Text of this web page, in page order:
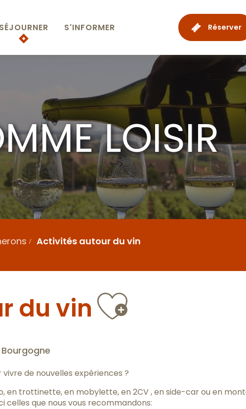
Réserver
SÉJOURNER S'INFORMER
LOISIR
Activités autour du vin
du vin
vivre de nouvelles expériences ?
en trottinette, en mobylette, en 2CV , en side-car ou en
celles que nous vous recommandons: